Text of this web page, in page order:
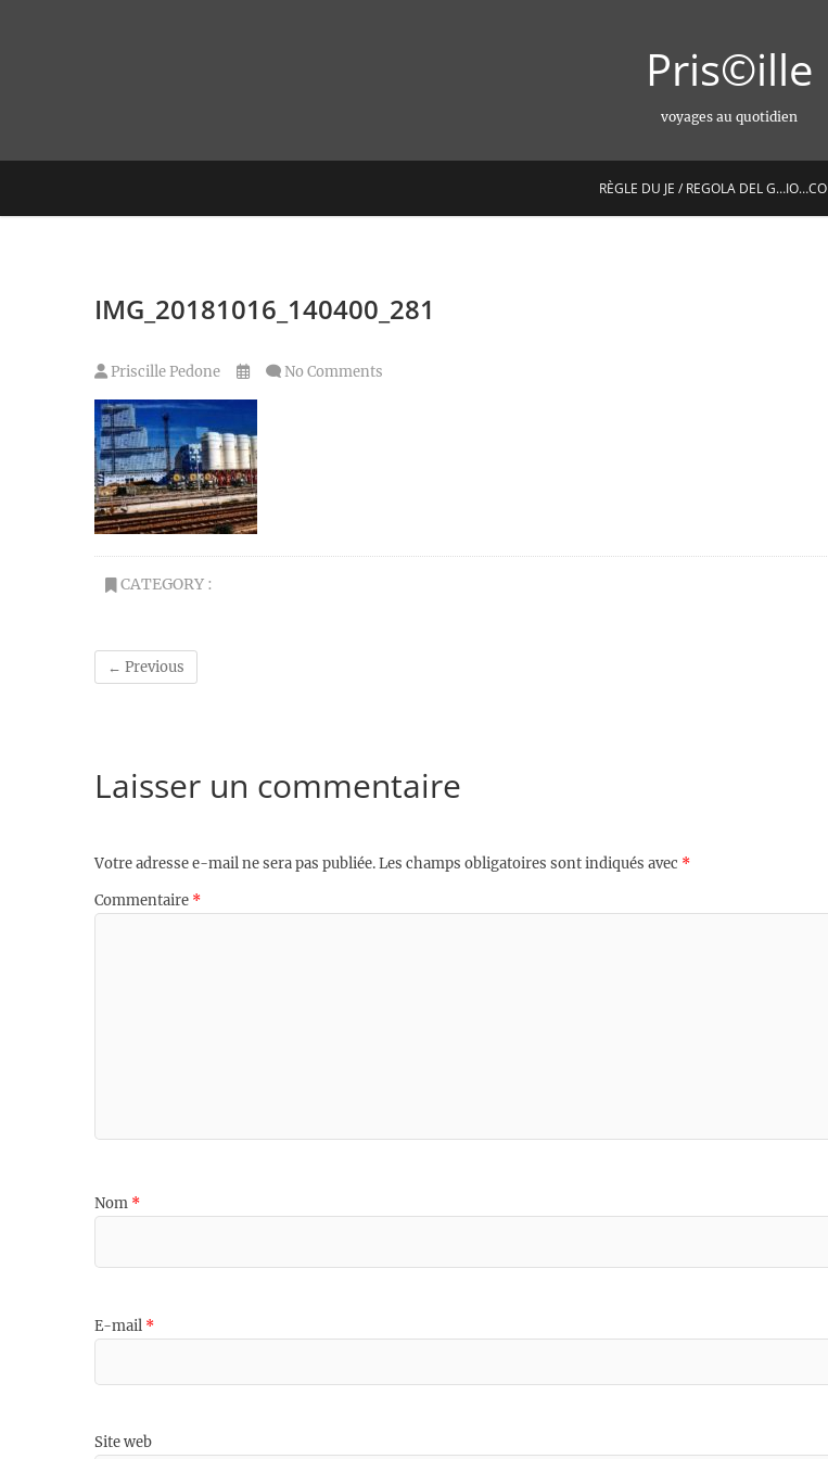
Pris©ille
voyages au quotidien
RÈGLE DU JE / REGOLA DEL G…IO…CO
IMG_20181016_140400_281
Priscille Pedone No Comments
CATEGORY :
← Previous
Laisser un commentaire
Votre adresse e-mail ne sera pas publiée.Les champs obligatoires sont indiqués avec *
Commentaire *
Nom *
E-mail *
Site web